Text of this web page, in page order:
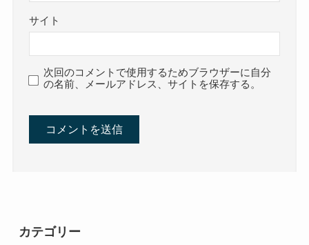
サイト
次回のコメントで使用するためブラウザーに自分
の名前、メールアドレス、サイトを保存する。
カテゴリー